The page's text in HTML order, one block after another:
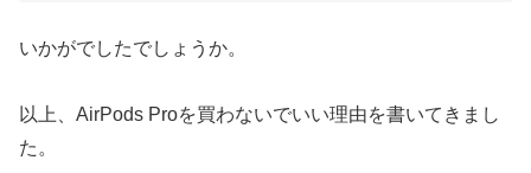
いかがでしたでしょうか。
以上、AirPods Proを買わないでいい理由を書いてきまし
た。